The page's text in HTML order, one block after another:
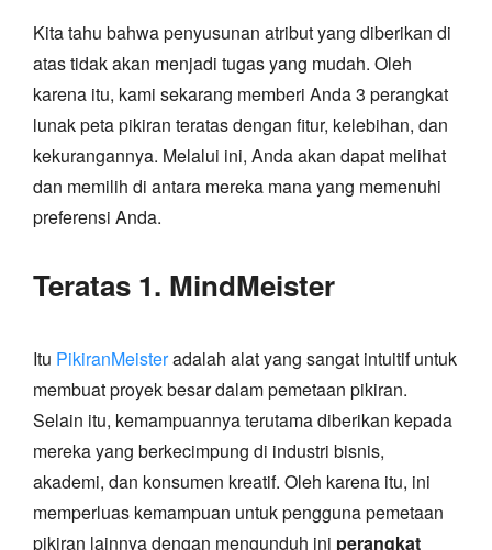
Kita tahu bahwa penyusunan atribut yang diberikan di
atas tidak akan menjadi tugas yang mudah. Oleh
karena itu, kami sekarang memberi Anda 3 perangkat
lunak peta pikiran teratas dengan fitur, kelebihan, dan
kekurangannya. Melalui ini, Anda akan dapat melihat
dan memilih di antara mereka mana yang memenuhi
preferensi Anda.
Teratas 1. MindMeister
Itu PikiranMeisteradalah alat yang sangat intuitif untuk
membuat proyek besar dalam pemetaan pikiran.
Selain itu, kemampuannya terutama diberikan kepada
mereka yang berkecimpung di industri bisnis,
akademi, dan konsumen kreatif. Oleh karena itu, ini
memperluas kemampuan untuk pengguna pemetaan
pikiran lainnya dengan mengunduh ini perangkat